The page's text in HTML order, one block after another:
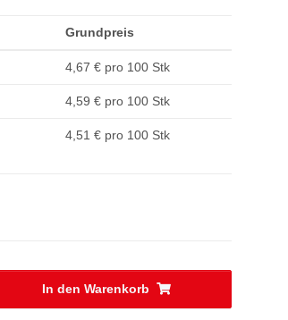
Grundpreis
4,67 € pro 100 Stk
4,59 € pro 100 Stk
4,51 € pro 100 Stk
In den Warenkorb